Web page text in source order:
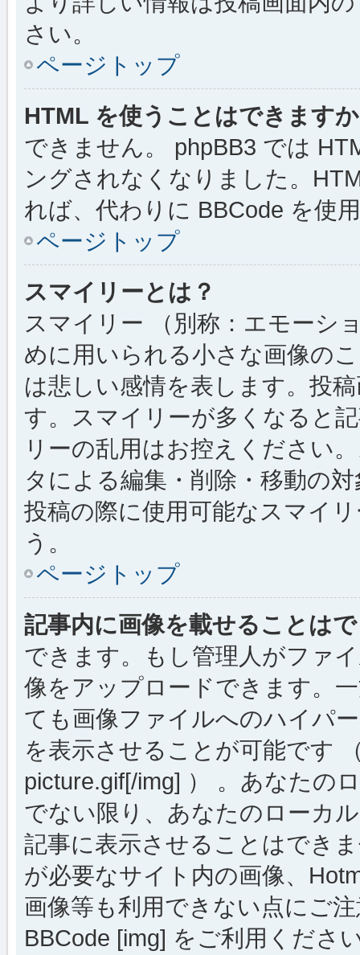
さい。
ページトップ
HTML を使うことはできます
できません。 phpBB3 では
ングされなくなりました。
れば、代わりに BBCode を使
ページトップ
スマイリーとは？
スマイリー （別称：エモーシ
めに用いられる小さな画像の
は悲しい感情を表します。投
す。スマイリーが多くなると
リーの乱用はお控えください
タによる編集・削除・移動の
投稿の際に使用可能なスマイ
う。
ページトップ
記事内に画像を載せることは
できます。もし管理人がファ
像をアップロードできます。
ても画像ファイルへのハイパ
を表示させることが可能です
picture.gif[/img] ） 。あなたの
でない限り、あなたのローカ
記事に表示させることはでき
が必要なサイト内の画像、
画像等も利用できない点にご
BBCode [img] をご利用くださ